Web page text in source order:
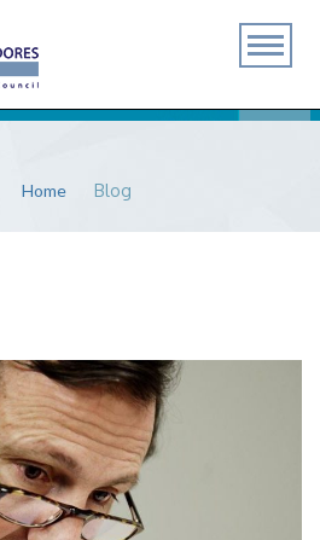
Home Blog